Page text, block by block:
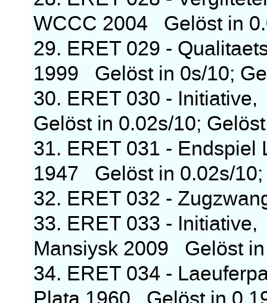
WCCC 2004 Gelöst in
29. ERET 029 -
1999 Gelöst in 0s/10;
30. ERET 030 -
Gelöst in 0.02s/10;
31. ERET 031 -
1947 Gelöst in 0.02s/10;
32. ERET 032 -
33. ERET 033 -
Mansiysk 2009 Gelöst
34. ERET 034 -